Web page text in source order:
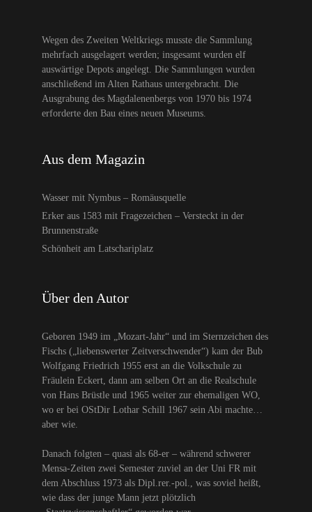
Wegen des Zweiten Weltkriegs musste die Sammlung
mehrfach ausgelagert werden; insgesamt wurden elf
auswärtige Depots angelegt. Die Sammlungen wurden
anschließend im Alten Rathaus untergebracht. Die
Ausgrabung des Magdalenenbergs von 1970 bis 1974
erforderte den Bau eines neuen Museums.
Aus dem Magazin
Wasser mit Nymbus – Romäusquelle
Erker aus 1583 mit Fragezeichen – Versteckt in der
Brunnenstraße
Schönheit am Latschariplatz
Über den Autor
Geboren 1949 im „Mozart-Jahr“ und im Sternzeichen des
Fischs („liebenswerter Zeitverschwender“) kam der Bub
Wolfgang Friedrich 1955 erst an die Volkschule zu
Fräulein Eckert, dann am selben Ort an die Realschule
von Hans Brüstle und 1965 weiter zur ehemaligen WO,
wo er bei OStDir Lothar Schill 1967 sein Abi machte…
aber wie.
Danach folgten – quasi als 68-er – während schwerer
Mensa-Zeiten zwei Semester zuviel an der Uni FR mit
dem Abschluss 1973 als Dipl.rer.-pol., was soviel heißt,
wie dass der junge Mann jetzt plötzlich